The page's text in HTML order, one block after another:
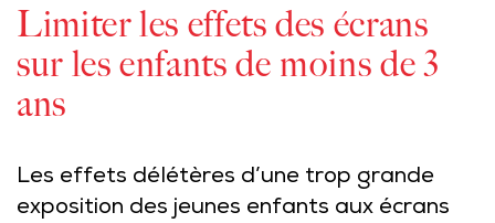
Limiter les effets des écrans
sur les enfants de moins de 3
ans
Les effets délétères d’une trop grande
exposition des jeunes enfants aux écrans